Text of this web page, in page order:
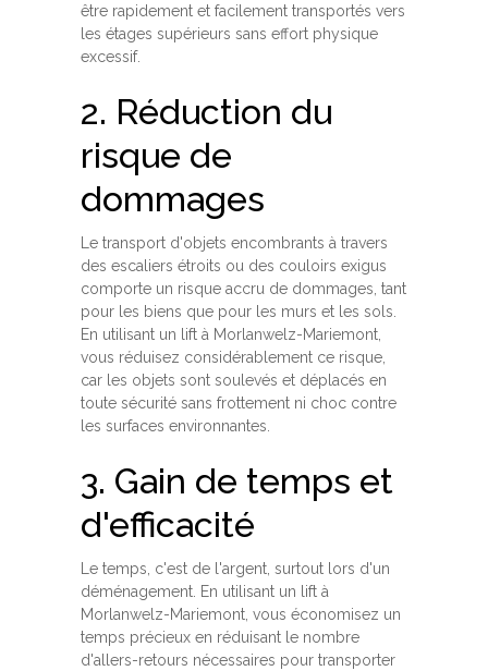
être rapidement et facilement transportés vers
les étages supérieurs sans effort physique
excessif.
2. Réduction du
risque de
dommages
Le transport d'objets encombrants à travers
des escaliers étroits ou des couloirs exigus
comporte un risque accru de dommages, tant
pour les biens que pour les murs et les sols.
En utilisant un lift à Morlanwelz-Mariemont,
vous réduisez considérablement ce risque,
car les objets sont soulevés et déplacés en
toute sécurité sans frottement ni choc contre
les surfaces environnantes.
3. Gain de temps et
d'efficacité
Le temps, c'est de l'argent, surtout lors d'un
déménagement. En utilisant un lift à
Morlanwelz-Mariemont, vous économisez un
temps précieux en réduisant le nombre
d'allers-retours nécessaires pour transporter